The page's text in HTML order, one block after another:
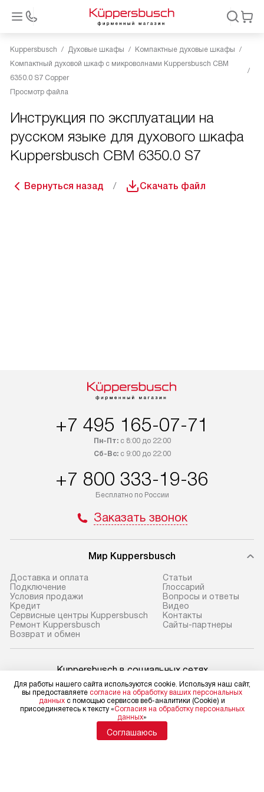
Kuppersbusch Духовые шкафы
Компактные духовые шкафы
Компактный духовой шкаф с микроволнами Kuppersbusch CBM
6350.0 S7 Copper
Просмотр файла
Инструкция по эксплуатации на
русском языке для духового шкафа
Kuppersbusch CBM 6350.0 S7
Вернуться назад Скачать файл
+7 495 165-07-71
Пн-Пт:с 8:00 до 22:00
Сб-Вс:с 9:00 до 22:00
+7 800 333-19-36
Бесплатно по России
Заказать звонок
Мир Kuppersbusch
Доставка и оплата
Подключение
Условия продажи
Кредит
Сервисные центры Kuppersbusch
Ремонт Kuppersbusch
Возврат и обмен
Cтатьи
Глоссарий
Вопросы и ответы
Видео
Контакты
Сайты-партнеры
Kuppersbusch в социальных сетях
Для физических лиц
shop@kuppersbusch-centre.ru
Для юридических лиц
Для работы нашего сайта используются cookie. Используя наш сайт,
вы предоставляете согласие на обработку ваших персональных
данных с помощью сервисов веб-аналитики (Cookie) и
присоединяетесь к тексту «Согласия на обработку персональных
данных»
Соглашаюсь